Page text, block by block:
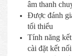
âm thanh
Được đánh
tối thiểu
Tính năng
cài đặt kết